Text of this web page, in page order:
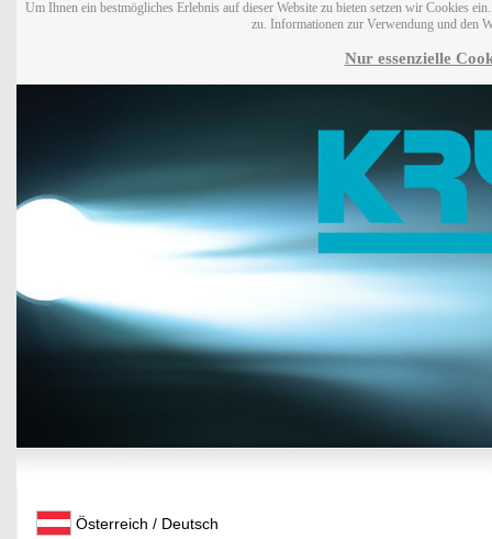
Um Ihnen ein bestmögliches Erlebnis auf dieser Website zu bieten setzen wir Cookies
zu. Informationen zur Verwendung und den
Nur essenzielle
Österreich / Deutsch